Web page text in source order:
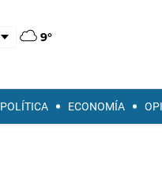
9°
POLÍTICA ECONOMÍA